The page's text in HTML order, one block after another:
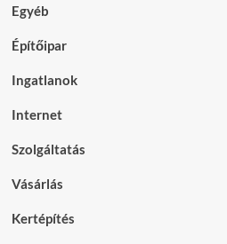
Egyéb
Építőipar
Ingatlanok
Internet
Szolgáltatás
Vásárlás
Kertépítés